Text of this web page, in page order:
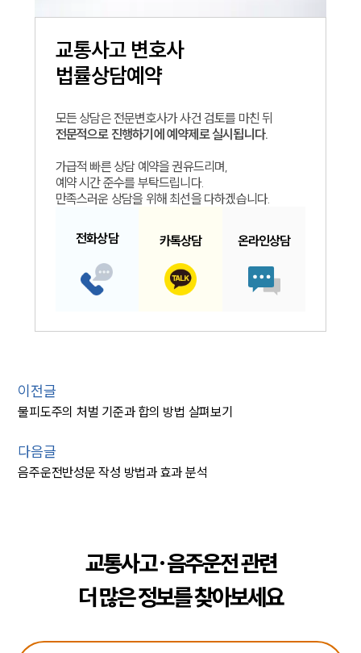
교통사고변호사
법률상담예약
모든 상담은 전문변호사가 사건 검토를 마친 뒤
전문적으로 진행하기에 예약제로 실시됩니다.
가급적 빠른 상담 예약을 권유드리며,
예약 시간 준수를 부탁드립니다.
만족스러운 상담을 위해 최선을 다하겠습니다.
전화상담 카톡상담 온라인상담
이전글
물피도주의 처벌 기준과 합의 방법 살펴보기
다음글
음주운전반성문 작성 방법과 효과 분석
교통사고·음주운전 관련
더 많은 정보를 찾아보세요